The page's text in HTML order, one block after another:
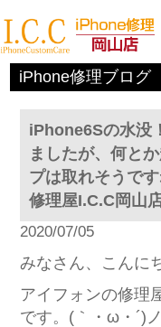
iPhone修理ブログ
iPhone6Sの水
ましたが、何と
プは取れそうで
修理屋I.C.C岡山
2020/07/05
みなさん、こんに
アイフォンの修理
です。(｀・ω・´)ノ